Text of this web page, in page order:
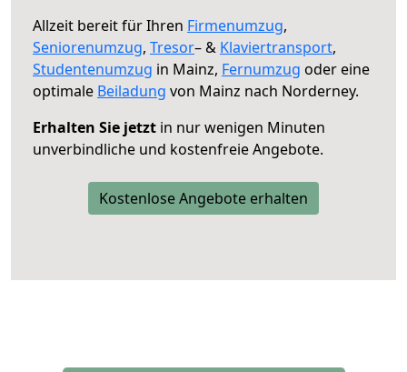
Allzeit bereit für Ihren Firmenumzug,
Seniorenumzug, Tresor– & Klaviertransport,
Studentenumzug in Mainz, Fernumzug oder eine
optimale Beiladung von Mainz nach Norderney.
Erhalten Sie jetzt in nur wenigen Minuten
unverbindliche und kostenfreie Angebote.
Kostenlose Angebote erhalten